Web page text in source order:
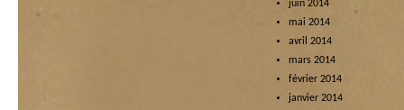
juin 2014
mai 2014
avril 2014
mars 2014
février 2014
janvier 2014